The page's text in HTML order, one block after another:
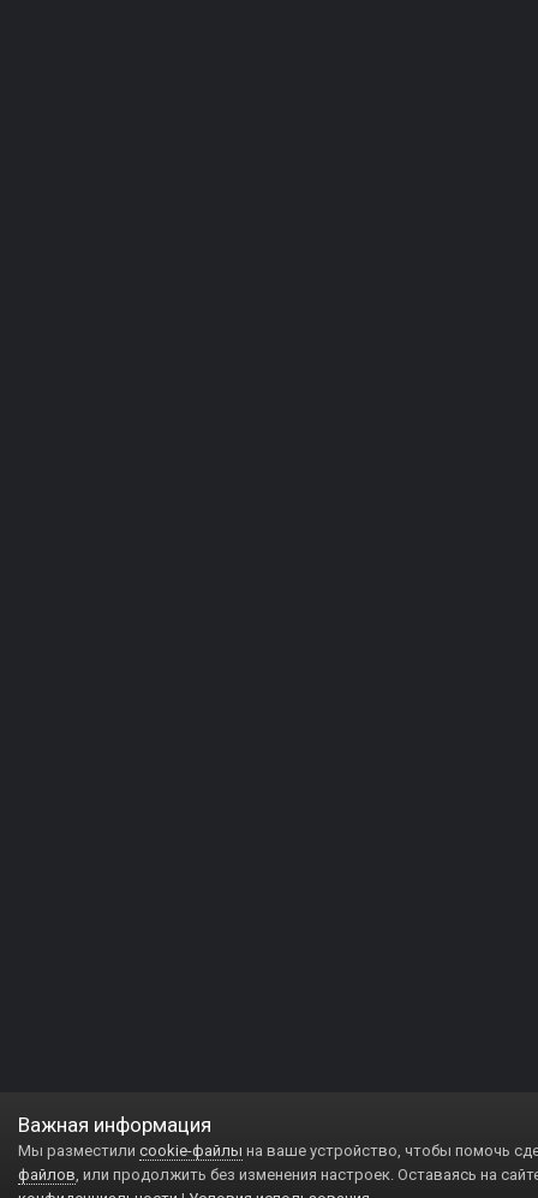
Важная информация
Мы разместили cookie-файлы на ваше устройство, чтобы помочь
файлов, или продолжить без изменения настроек. Оставаясь на